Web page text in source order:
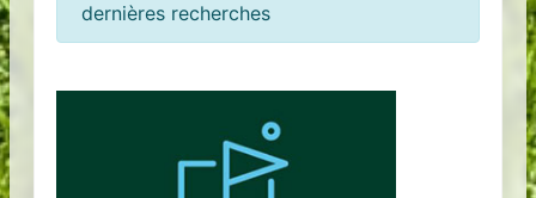
dernières recherches